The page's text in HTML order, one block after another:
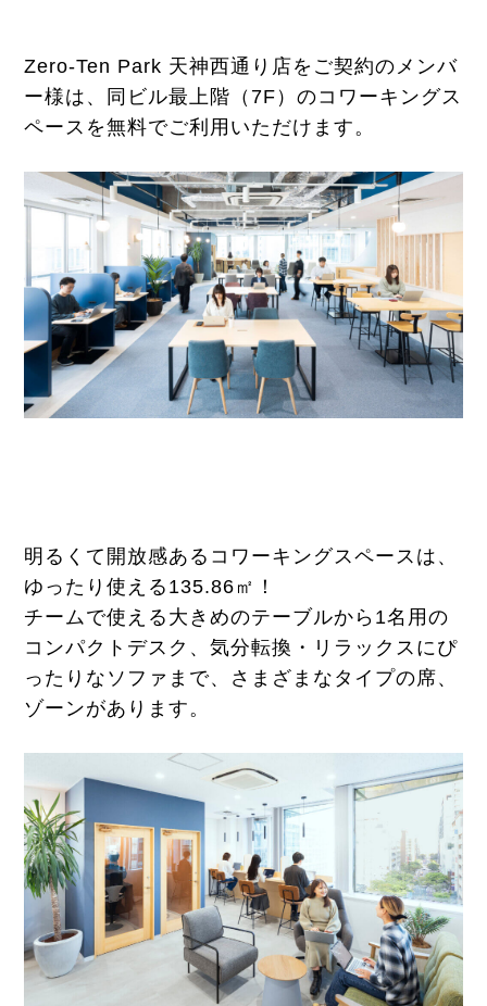
Zero-Ten Park 天神西通り店をご契約のメンバ
ー様は、同ビル最上階（7F）のコワーキングス
ペースを無料でご利用いただけます。
明るくて開放感あるコワーキングスペースは、
ゆったり使える135.86㎡！
チームで使える大きめのテーブルから1名用の
コンパクトデスク、気分転換・リラックスにぴ
ったりなソファまで、さまざまなタイプの席、
ゾーンがあります。